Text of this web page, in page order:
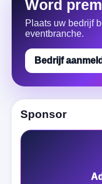
Word
Plaats uw bedrijf
eventbranche.
Bedrijf
Sponsor